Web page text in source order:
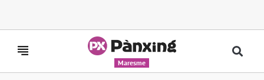
Maresme